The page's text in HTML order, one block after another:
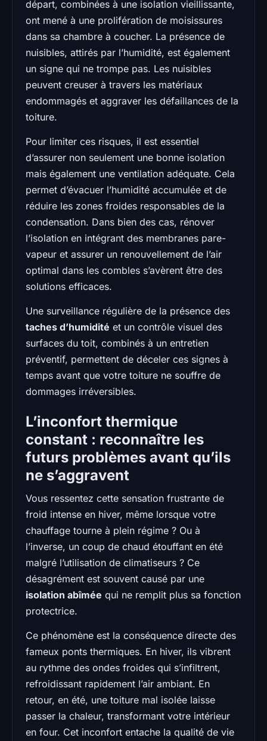
départ, combinées à une isolation vieillissante,
ont mené à une prolifération de moisissures
dans sa chambre à coucher. La présence de
nuisibles, attirés par l’humidité, est également
un signe qui ne trompe pas. Les nuisibles
peuvent creuser à travers les matériaux
endommagés et aggraver les défaillances de la
toiture.
Pour limiter ces risques, il est essentiel
d’assurer non seulement une bonne isolation
mais également une ventilation adéquate. Cela
permet d’évacuer l’humidité accumulée et de
réduire les zones froides responsables de la
condensation. Dans bien des cas, rénover
l’isolation en intégrant des membranes pare-
vapeur et assurer un renouvellement de l’air
optimal dans les combles s’avèrent être des
solutions efficaces.
Une surveillance régulière de la présence des
taches d’humidité et un contrôle visuel des
surfaces du toit, combinés à un entretien
préventif, permettent de déceler ces signes à
temps avant que votre toiture ne souffre de
dommages irréversibles.
L’inconfort thermique
constant : reconnaître les
futurs problèmes avant qu’ils
ne s’aggravent
Vous ressentez cette sensation frustrante de
froid intense en hiver, même lorsque votre
chauffage tourne à plein régime ? Ou à
l’inverse, un coup de chaud étouffant en été
malgré l’utilisation de climatiseurs ? Ce
désagrément est souvent causé par une
isolation abîmée qui ne remplit plus sa fonction
protectrice.
Ce phénomène est la conséquence directe des
fameux ponts thermiques. En hiver, ils vibrent
au rythme des ondes froides qui s’infiltrent,
refroidissant rapidement l’air ambiant. En
retour, en été, une toiture mal isolée laisse
passer la chaleur, transformant votre intérieur
en four. Cet inconfort entache la qualité de vie